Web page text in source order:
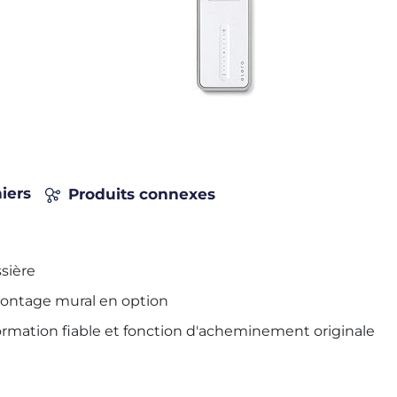
Produits connexes
mural en option
fiable et fonction d'acheminement originale